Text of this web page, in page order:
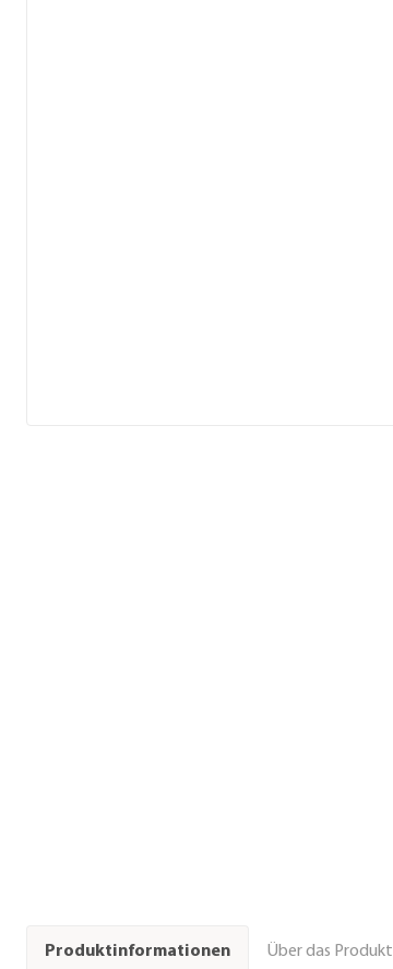
Produktinformationen Über das Produkt